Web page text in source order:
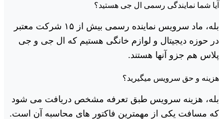
آیا شما نمایندگی رسمی ال جی هستید؟
بله، ماد سرویس نماینده رسمی بیش از ۱۵ شرکت معتبر
در حوزه دیجیتال و لوازم خانگی هستیم که ال جی و جی
پلاس هم جزو آنها هستند.
هزینه و حق سرویس میگیرید؟
بله، هزینه سرویس طبق تعرفه مشخص دریافت می شود
که مسافت یکی از مهمترین فاکتور های محاسبه آن است.